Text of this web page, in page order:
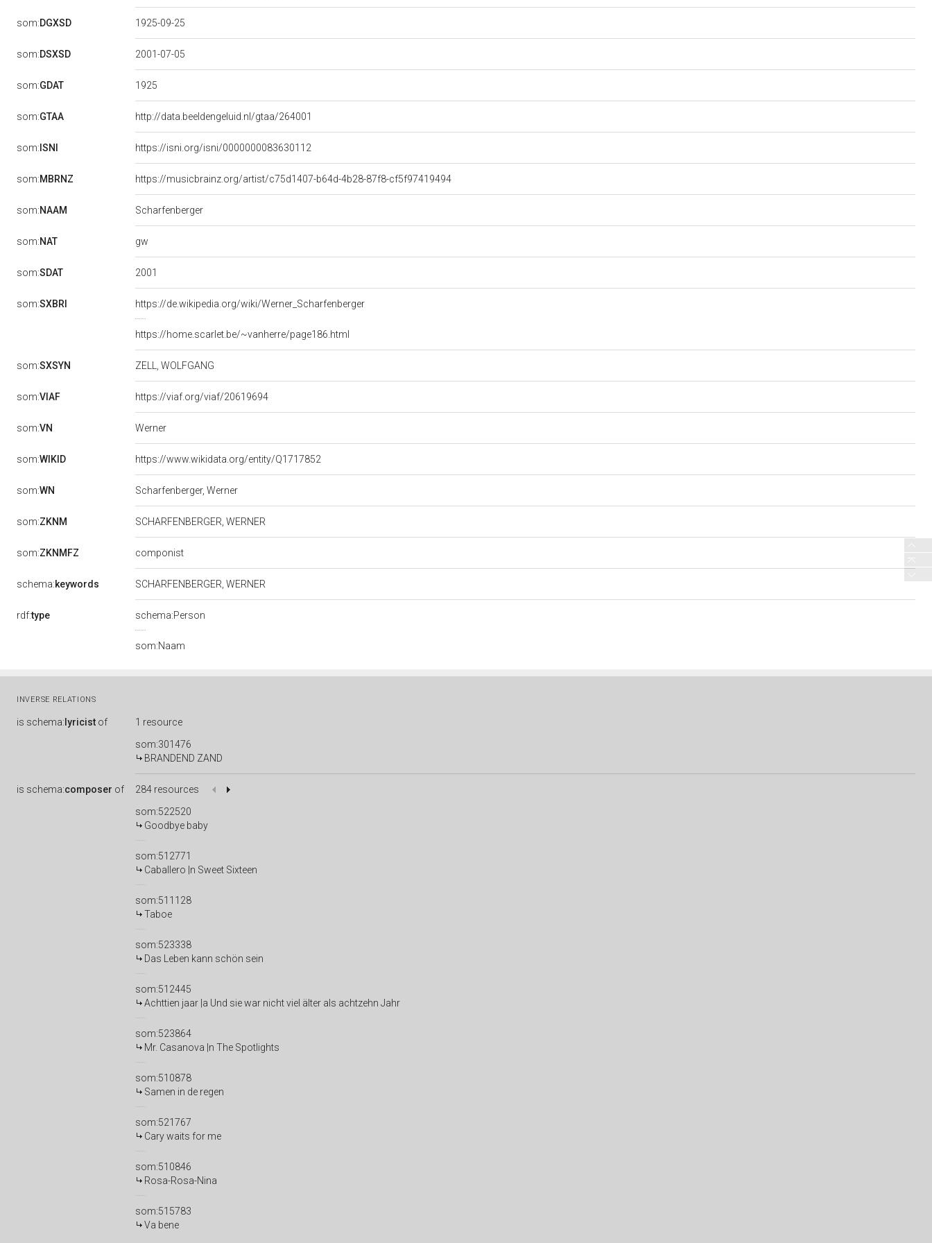
som:DGXSD 1925-09-25
som:DSXSD 2001-07-05
som:GDAT 1925
som:GTAA http://data.beeldengeluid.nl/gtaa/264001
som: ISNI https://isni.org/isni/0000000083630112
som:MBRNZ https://musicbrainz.org/artist/c75d1407-b64d-4b28-87f8-cf5f97419494
som:NAAM Scharfenberger
som:NAT gw
som:SDAT 2001
som:SXBRI https://de.wikipedia.org/wiki/Werner_Scharfenberger
https://home.scarlet.be/~vanherre/page186.html
som:SXSYN ZELL, WOLFGANG
som:VIAF https://viaf.org/viaf/20619694
som:VN Werner
som:WIKID https://www.wikidata.org/entity/Q1717852
som:WN Scharfenberger, Werner
som:ZKNM SCHARFENBERGER, WERNER
som:ZKNMFZ componist
schema:keywords SCHARFENBERGER, WERNER
rdf:type schema:Person
som:Naam
INVERSE RELATIONS
is schema: lyricist of
1 resource
som:301476
BRANDEND ZAND
is schema:composer of
284 resources
som:522520
Goodbye baby
som:512771
Caballero |n Sweet Sixteen
som:511128
Taboe
som:523338
Das Leben kann schön sein
som:512445
Achttien jaar |a Und sie war nicht viel älter als achtzehn Jahr
som:523864
Mr. Casanova |n The Spotlights
som:510878
Samen in de regen
som:521767
Cary waits for me
som:510846
Rosa-Rosa-Nina
som:515783
Va bene